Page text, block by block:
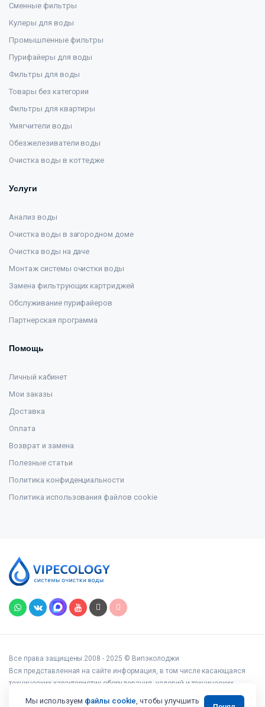
Сменные фильтры
Кулеры для воды
Промышленные фильтры
Пурифайеры для воды
Фильтры для воды
Товары без категории
Фильтры для квартиры
Умягчители воды
Обезжелезиватели воды
Очистка воды в коттедже
Услуги
Анализ воды
Очистка воды в загородном доме
Очистка воды на даче
Монтаж системы очистки воды
Замена фильтрующих картриджей
Обслуживание пурифайеров
Партнерская программа
Помощь
Личный кабинет
Мои заказы
Доставка
Оплата
Возврат и замена
Полезные статьи
Политика конфиденциальности
Политика использования файлов cookie
Все права защищены 2008 - 2025 © Випэколоджи
Вся представленная на сайте информация, в том числе касающаяся
технических характеристик оборудования, условий и технических
возможностей подключения, наличия на складе, стоимости товаров и
Мы используем файлы cookie, чтобы улучшить